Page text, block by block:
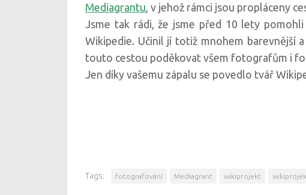
Mediagrantu , v jehož rámci jsou propláceny
Jsme tak rádi, že jsme před 10 lety
Wikipedie. Učinil jí totiž mnohem barevnější
touto cestou poděkovat všem fotografům i
Jen díky vašemu zápalu se povedlo tvář
Tags: fotografování Mediagrant wikiprojekt